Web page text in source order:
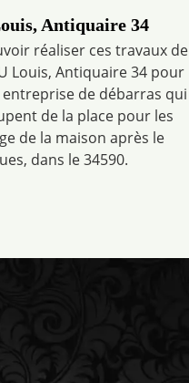
Antiquaire 34
réaliser ces travaux de
Louis, Antiquaire 34 pour
de débarras qui
de la place pour les
de la maison après le
dans le 34590.